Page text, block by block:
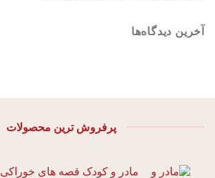
آخرین دیدگاه‌ها
پرفروش ترین محصولات
مادر و کودک قصه های خوراکی